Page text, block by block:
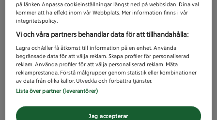
på länken Anpassa cookieinställningar längst ned på webbsidan. Dina val
kommer att ha effekt inom vår Webbplats. Mer information finns i vår
integritetspolicy.
Vi och våra partners behandlar data för att tillhandahålla:
Lagra och/eller få åtkomst till information på en enhet. Använda
begränsade data för att välja reklam. Skapa profiler för personaliserad
reklam. Använda profiler för att välja personaliserad reklam. Mäta
reklamprestanda. Förstå målgrupper genom statistik eller kombinationer
av data från olika källor. Utveckla och förbättra tjänster.
Lista över partner (leverantörer)
Jag accepterar